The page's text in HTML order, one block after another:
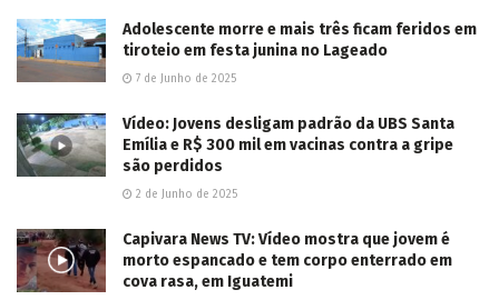
Adolescente morre e mais três ficam feridos em
tiroteio em festa junina no Lageado
7 de Junho de 2025
Vídeo: Jovens desligam padrão da UBS Santa
Emília e R$ 300 mil em vacinas contra a gripe
são perdidos
2 de Junho de 2025
Capivara News TV: Vídeo mostra que jovem é
morto espancado e tem corpo enterrado em
cova rasa, em Iguatemi